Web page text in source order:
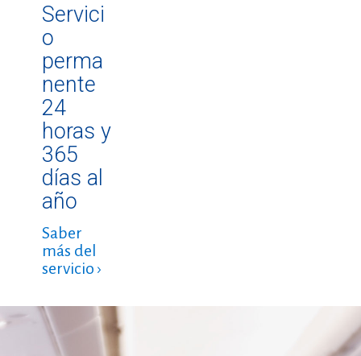
Servici
o
perma
nente
24
horas y
365
días al
año
Saber
más del
servicio ›